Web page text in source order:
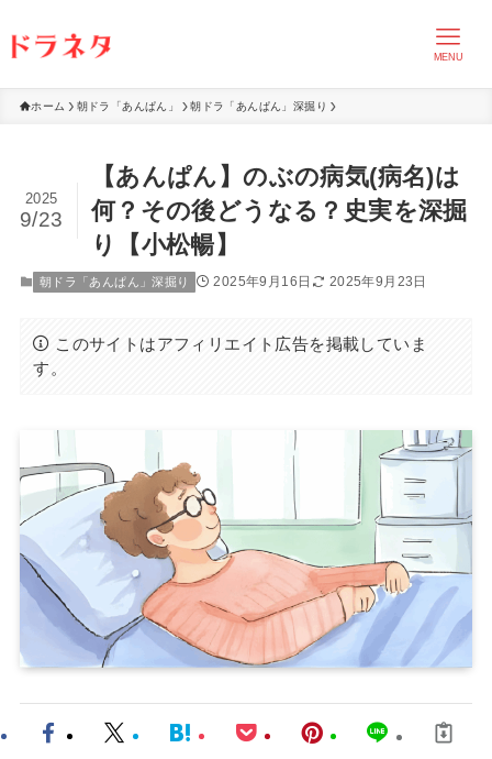
MENU
ホーム 朝ドラ「あんぱん」 朝ドラ「あんぱん」深掘り
【あんぱん】のぶの病気(病名)は
何？その後どうなる？史実を深掘
り【小松暢】
2025
9/23
朝ドラ「あんぱん」深掘り 2025年9月16日 2025年9月23日
このサイトはアフィリエイト広告を掲載していま
す。